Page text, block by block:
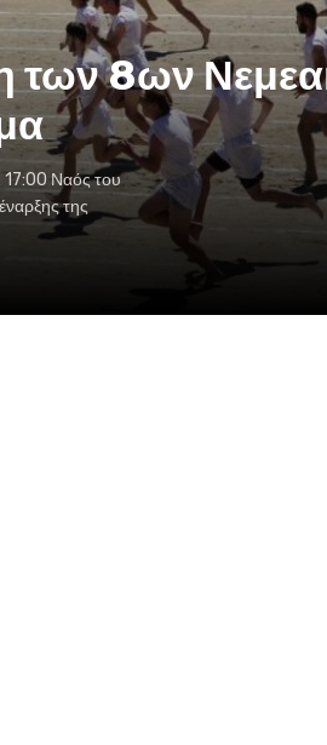
των 8ων
Ναός του
της